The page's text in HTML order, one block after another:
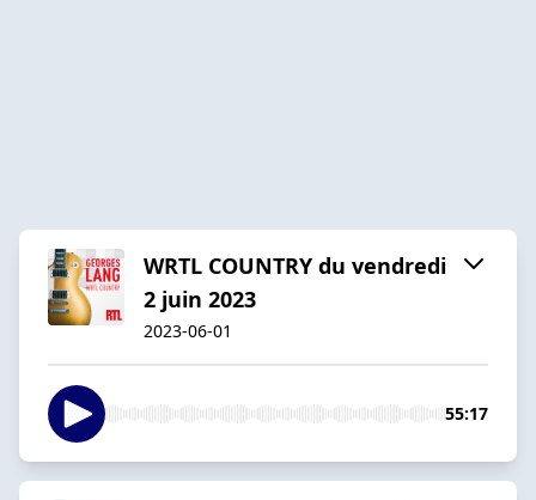
WRTL COUNTRY du vendredi
2 juin 2023
2023-06-01
55:17